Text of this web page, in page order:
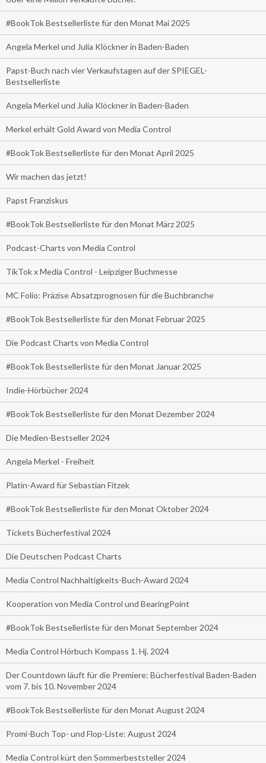
#BookTok Bestsellerliste für den Monat Mai 2025
Angela Merkel und Julia Klöckner in Baden-Baden
Papst-Buch nach vier Verkaufstagen auf der SPIEGEL-
Bestsellerliste
Angela Merkel und Julia Klöckner in Baden-Baden
Merkel erhält Gold Award von Media Control
#BookTok Bestsellerliste für den Monat April 2025
Wir machen das jetzt!
Papst Franziskus
#BookTok Bestsellerliste für den Monat März 2025
Podcast-Charts von Media Control
TikTok x Media Control - Leipziger Buchmesse
MC Folio: Präzise Absatzprognosen für die Buchbranche
#BookTok Bestsellerliste für den Monat Februar 2025
Die Podcast Charts von Media Control
#BookTok Bestsellerliste für den Monat Januar 2025
Indie-Hörbücher 2024
#BookTok Bestsellerliste für den Monat Dezember 2024
Die Medien-Bestseller 2024
Angela Merkel - Freiheit
Platin-Award für Sebastian Fitzek
#BookTok Bestsellerliste für den Monat Oktober 2024
Tickets Bücherfestival 2024
Die Deutschen Podcast Charts
Media Control Nachhaltigkeits-Buch-Award 2024
Kooperation von Media Control und BearingPoint
#BookTok Bestsellerliste für den Monat September 2024
Media Control Hörbuch Kompass 1. Hj. 2024
Der Countdown läuft für die Premiere: Bücherfestival Baden-Baden
vom 7. bis 10. November 2024
#BookTok Bestsellerliste für den Monat August 2024
Promi-Buch Top- und Flop-Liste: August 2024
Media Control kürt den Sommerbeststeller 2024